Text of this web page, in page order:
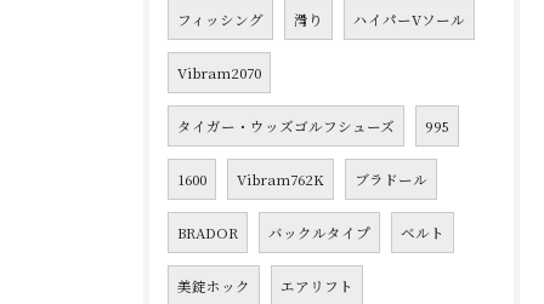
フィッシング 滑り ハイパーVソール
Vibram2070
タイガー・ウッズゴルフシューズ 995
1600 Vibram762K ブラドール
BRADOR バックルタイプ ベルト
美錠ホック エアリフト